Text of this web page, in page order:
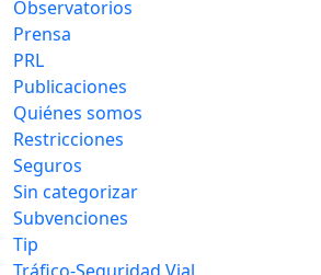
Observatorios
Prensa
PRL
Publicaciones
Quiénes somos
Restricciones
Seguros
Sin categorizar
Subvenciones
Tip